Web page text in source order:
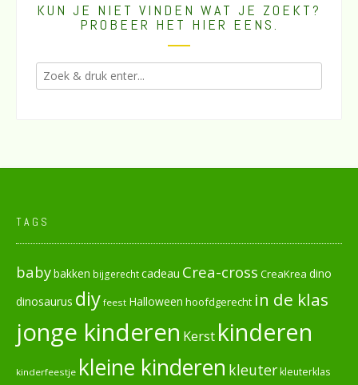
KUN JE NIET VINDEN WAT JE ZOEKT?
PROBEER HET HIER EENS.
TAGS
babybakken bijgerechtcadeau Crea-cross CreaKrea dino
dinosaurus diy feest Halloween hoofdgerecht in de klas
jonge kinderen Kerst kinderen
kinderfeestje kleine kinderen kleuterkleuterklas